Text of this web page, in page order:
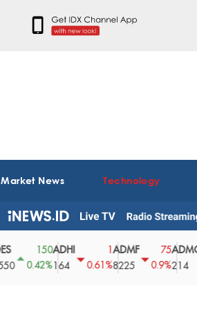
Market News Technology
0.42%
ADHI
164
0.61%
ADMF
8225
75
0.9%
ADMG
214